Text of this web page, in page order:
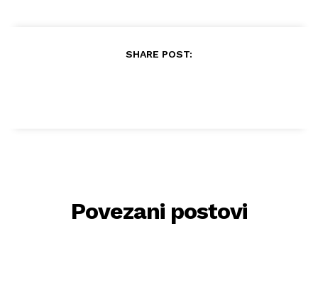
SHARE POST:
Povezani postovi